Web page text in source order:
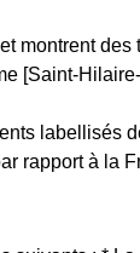
montrent des
[Saint-
labellisés
rapport à la